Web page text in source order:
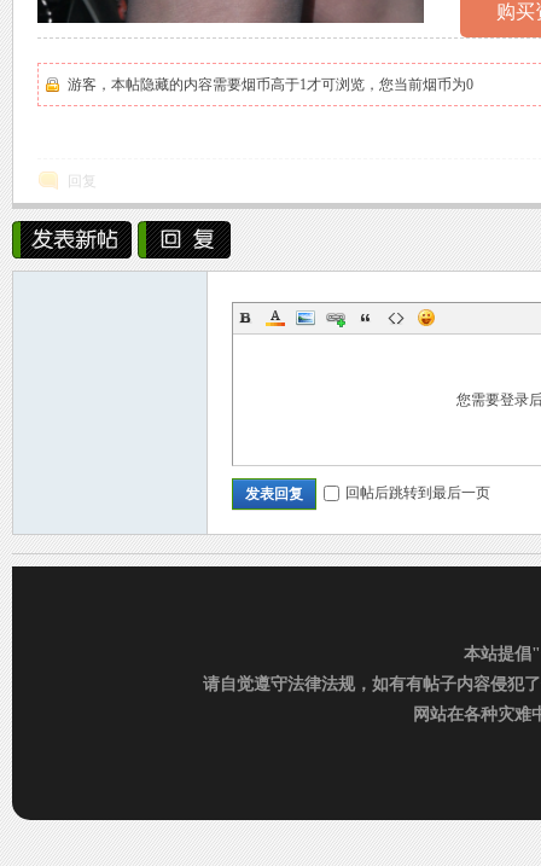
购买
游客，本帖隐藏的内容需要烟币高于1才可浏览，您当前烟币为0
回复
您需要登录
发表回复 回帖后跳转到最后一页
本站提倡
请自觉遵守法律法规，如有有帖子内容侵犯
网站在各种灾难